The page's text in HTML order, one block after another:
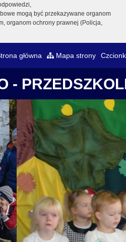
mogą być przekazywane organom
organom ochrony prawnej (Policja,
główna Mapa strony
-